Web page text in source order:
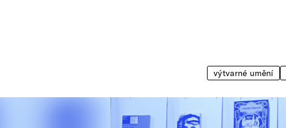
výtvarné umění